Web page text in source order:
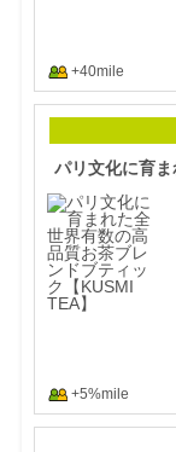
+40mile
+5%mile